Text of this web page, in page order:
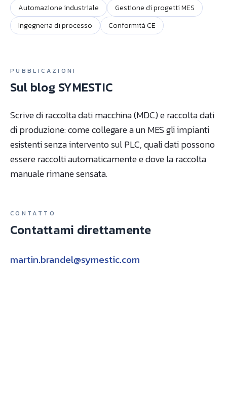
Automazione industriale
Gestione di progetti MES
Ingegneria di processo
Conformità CE
PUBBLICAZIONI
Sul blog SYMESTIC
Scrive di raccolta dati macchina (MDC) e raccolta dati
di produzione: come collegare a un MES gli impianti
esistenti senza intervento sul PLC, quali dati possono
essere raccolti automaticamente e dove la raccolta
manuale rimane sensata.
CONTATTO
Contattami direttamente
martin.brandel@symestic.com